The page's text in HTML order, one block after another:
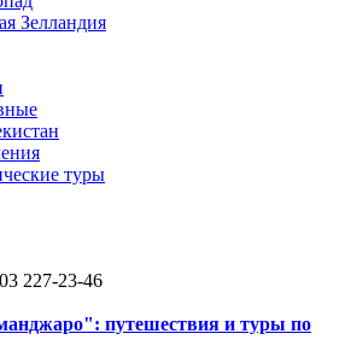
Зелландия
туры
227-23-46
путешествия и туры по